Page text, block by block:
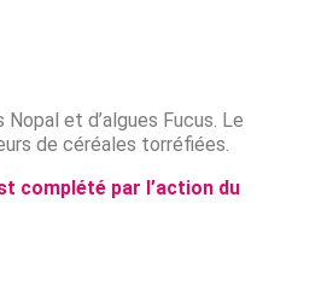
et d’algues Fucus. Le
de céréales torréfiées.
complété par l’action du